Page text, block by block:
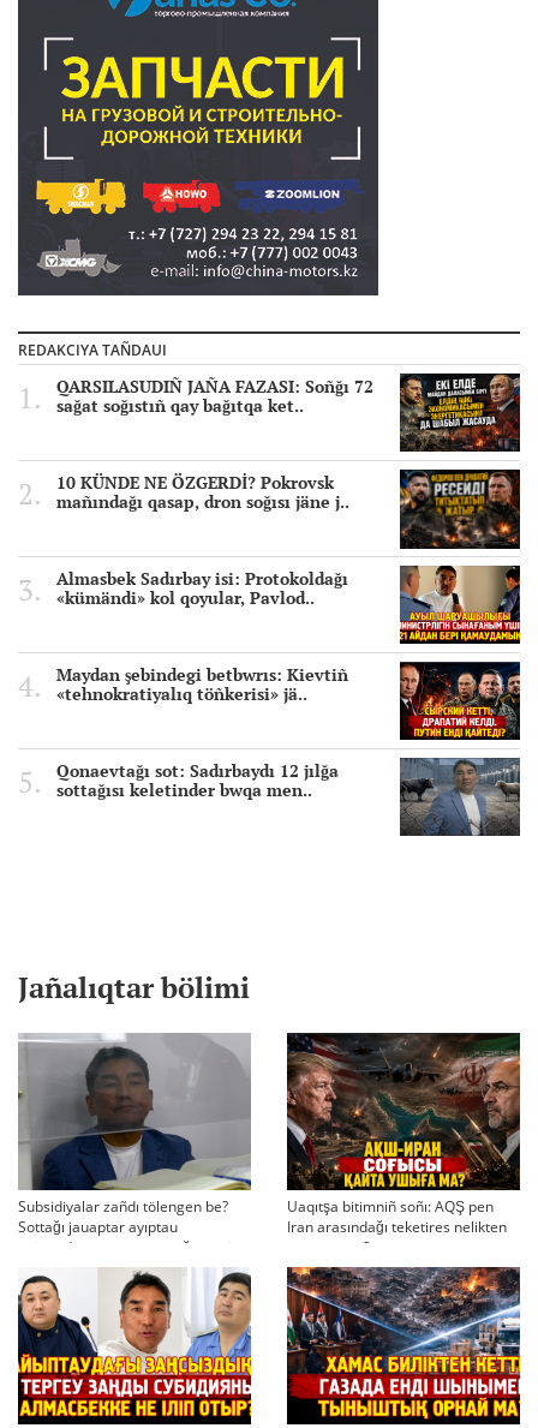
REDAKCIYA TAÑDAUI
QARSILASUDIÑ JAÑA FAZASI: Soñğı 72
sağat soğıstıñ qay bağıtqa ket..
10 KÜNDE NE ÖZGERDİ? Pokrovsk
mañındağı qasap, dron soğısı jäne j..
Almasbek Sadırbay isi: Protokoldağı
«kümändi» kol qoyular, Pavlod..
Maydan şebindegi betbwrıs: Kievtiñ
«tehnokratiyalıq töñkerisi» jä..
Qonaevtağı sot: Sadırbaydı 12 jılğa
sottağısı keletinder bwqa men..
Jañalıqtar bölimi
Subsidiyalar zañdı tölengen be?
Sottağı jauaptar ayıptau
twjırımdarın qayta qarauğa negiz
bola ala ma?
Uaqıtşa bitimniñ soñı: AQŞ pen
Iran arasındağı teketires nelikten
qayta uşıqtı?